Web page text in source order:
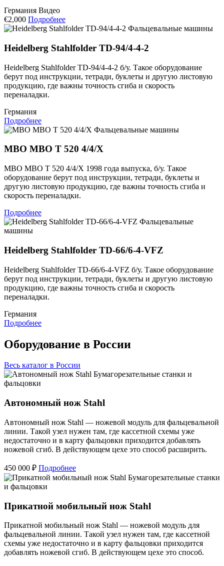
Германия Видео
€2,000 Подробнее
Фальцевальные машины
Heidelberg Stahlfolder TD-94/4-4-2
Heidelberg Stahlfolder TD-94/4-4-2 б/у. Такое оборудование
берут под инструкции, тетради, буклеты и другую листовую
продукцию, где важны точность сгиба и скорость
переналадки.
Германия
Подробнее
Фальцевальные машины
MBO MBO T 520 4/4/X
MBO MBO T 520 4/4/X 1998 года выпуска, б/у. Такое
оборудование берут под инструкции, тетради, буклеты и
другую листовую продукцию, где важны точность сгиба и
скорость переналадки.
Подробнее
Фальцевальные
машины
Heidelberg Stahlfolder TD-66/6-4-VFZ
Heidelberg Stahlfolder TD-66/6-4-VFZ б/у. Такое оборудование
берут под инструкции, тетради, буклеты и другую листовую
продукцию, где важны точность сгиба и скорость
переналадки.
Германия
Подробнее
Оборудование в России
Весь каталог в России
Бумагорезательные станки и
фальцовки
Автономный нож Stahl
Автономный нож Stahl — ножевой модуль для фальцевальной
линии. Такой узел нужен там, где кассетной схемы уже
недостаточно и в карту фальцовки приходится добавлять
ножевой сгиб. В действующем цехе это способ расширить.
450 000 ₽ Подробнее
Бумагорезательные станки
и фальцовки
Прикатной мобильный нож Stahl
Прикатной мобильный нож Stahl — ножевой модуль для
фальцевальной линии. Такой узел нужен там, где кассетной
схемы уже недостаточно и в карту фальцовки приходится
добавлять ножевой сгиб. В действующем цехе это способ.